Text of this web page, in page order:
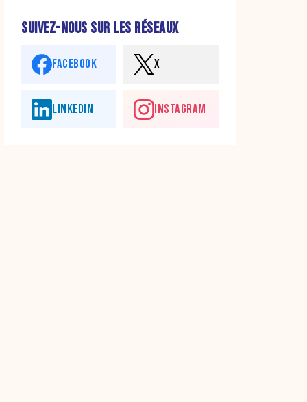
SUIVEZ-NOUS SUR LES RÉSEAUX
FACEBOOK X
LINKEDIN INSTAGRAM